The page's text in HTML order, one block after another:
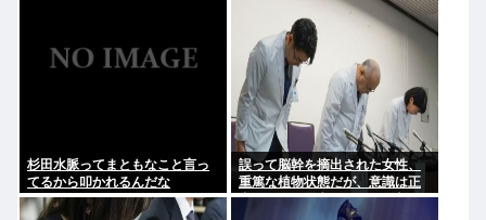
杉田水脈ってまともなこと言っ
てるから叩かれるんだな
誤って脳幹を摘出された女性、
重篤な植物状態だが、意識は正
常で何かを思考していると判明